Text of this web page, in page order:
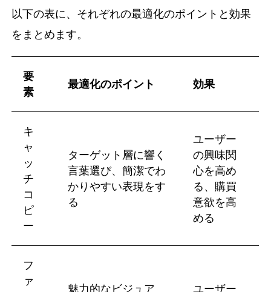
以下の表に、それぞれの最適化のポイントと効果
をまとめます。
要
素
最適化のポイント 効果
キ
ャ
ッ
チ
コ
ピ
ー
ターゲット層に響く
言葉選び、簡潔でわ
かりやすい表現をす
る
ユーザー
の興味関
心を高め
る、購買
意欲を高
める
フ
ァ
魅力的なビジュア ユーザー